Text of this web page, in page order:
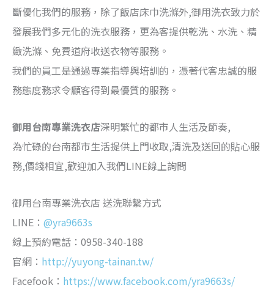
斷優化我們的服務，除了飯店床巾洗滌外,御用洗衣致力於
發展我們多元化的洗衣服務，更為客提供乾洗、水洗、精
緻洗滌、免費道府收送衣物等服務。
我們的員工是通過專業指導與培訓的，憑著代客忠誠的服
務態度務求令顧客得到最優質的服務。
御用台南專業洗衣店深明繁忙的都市人生活及節奏,
​為忙碌的台南都市生活提供上門收取,清洗及送回的貼心服
務,價錢相宜,歡迎加入我們LINE線上詢問
御用台南專業洗衣店 送洗聯繫方式
LINE： @yra9663s
線上預約電話：0958-340-188
官網： http://yuyong-tainan.tw/
Facefook： https://www.facebook.com/yra9663s/